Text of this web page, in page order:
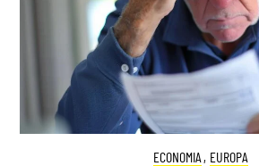
ECONOMIA , EUROPA